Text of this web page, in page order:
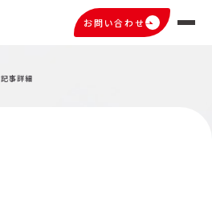
お問い合わせ
記事詳細